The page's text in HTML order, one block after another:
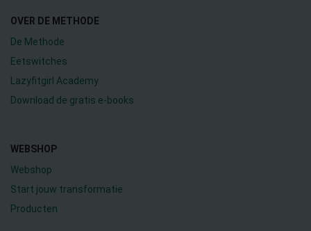
OVER DE METHODE
De Methode
Eetswitches
Lazyfitgirl Academy
Download de gratis e-books
WEBSHOP
Webshop
Start jouw transformatie
Producten